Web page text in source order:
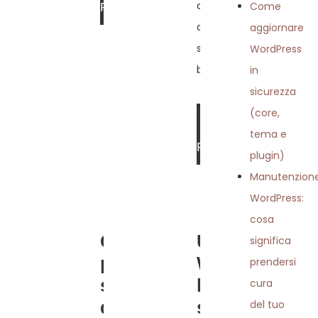
PIÙ »
davvero la differenza,
anche quando il sito
sembra funzionare
bene.
LEGGI DI
PIÙ »
Quanti
plugin
servono
davvero su
Usare
WordPress
bene non
significa
Come
aggiornare
WordPress
in
sicurezza
(core,
tema e
plugin)
WordPress:
cosa
significa
prendersi
cura
del tuo